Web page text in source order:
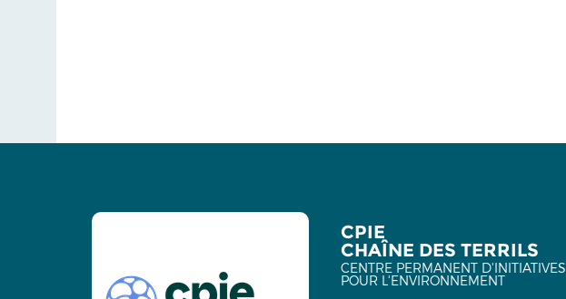
CPIE
CHAÎNE DES TERRILS
CENTRE PERMANENT D'INITIATIVES
POUR L'ENVIRONNEMENT